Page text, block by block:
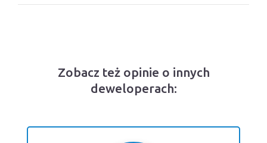
Zobacz też opinie o innych
deweloperach: